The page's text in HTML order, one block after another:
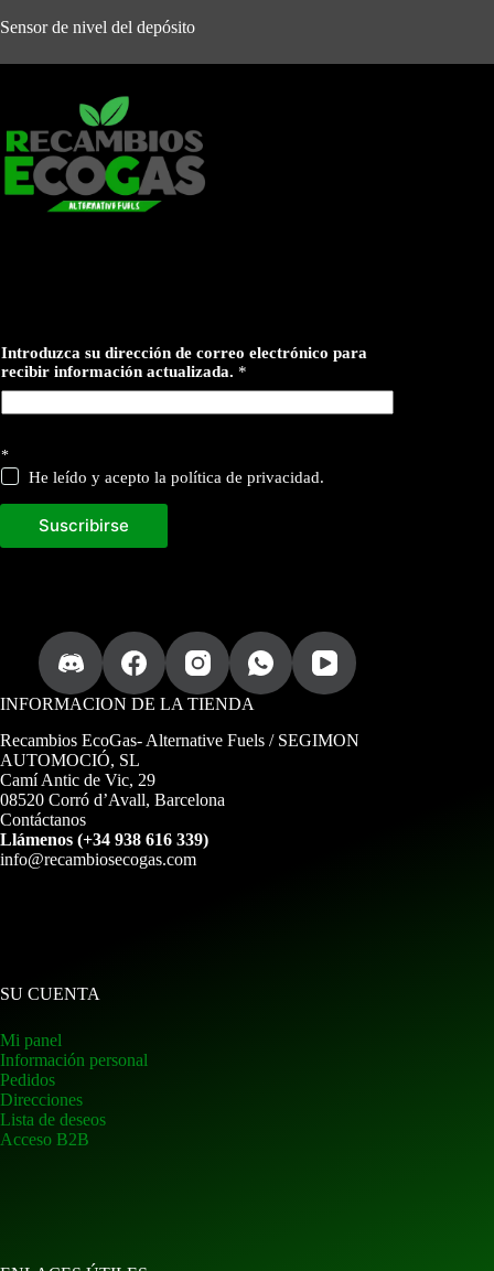
Sensor de nivel del depósito
i
r
e
c
i
ó
n
I
t
Introduzca su dirección de correo electrónico para
recibir información actualizada. *
*
He leído y acepto la política de privacidad.
Suscribirse
INFORMACION DE LA TIENDA
Recambios EcoGas- Alternative Fuels / SEGIMON
AUTOMOCIÓ, SL
Camí Antic de Vic, 29
08520 Corró d’Avall, Barcelona
Contáctanos
Llámenos (+34 938 616 339)
info@recambiosecogas.com
SU CUENTA
Mi panel
Información personal
Pedidos
Direcciones
Lista de deseos
Acceso B2B